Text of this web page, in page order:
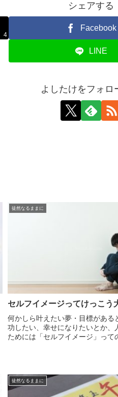
シェアする
4
Facebook
LINE
よしたけをフォロ
徒然なるままに
セルフイメージってけっこう
何かしら叶えたい夢・目標がある
功したい、幸せになりたいとか、
ためには「セルフイメージ」って
徒然なるままに